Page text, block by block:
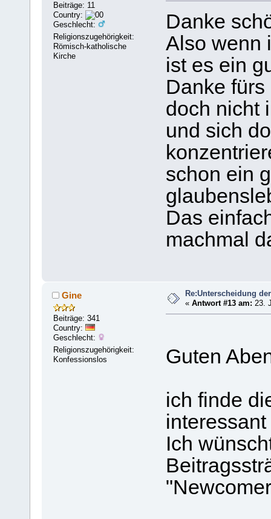
Beiträge: 11
Country:
Geschlecht:
Religionszugehörigkeit:
Römisch-katholische
Kirche
Danke
Also wenn
ist es ein
Danke
doch nicht
und sich
schon ein
Das
machmal
Gine
Beiträge: 341
Country:
Geschlecht:
Religionszugehörigkeit:
Konfessionslos
Re:Unterscheidung
«Antwort #13 am: 23.
Guten
ich finde
Ich